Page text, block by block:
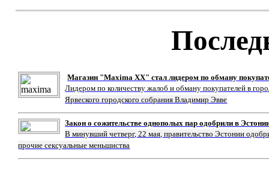
Магазин "Maxima XX" стал лидером по обману
Лидером по количеству жалоб и обману покупателей в
Ярвеского городского собрания Владимир Эвве
Закон о сожительстве однополых пар одобрили в
В минувший четверг, 22 мая, правительство Эстонии
прочие сексуальные меньшиства